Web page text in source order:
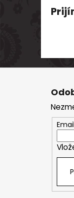
Z
Email